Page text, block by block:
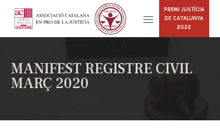
PREMI JUSTÍCIA
DE CATALUNYA
2022
MANIFEST REGISTRE CIVIL
MARÇ 2020